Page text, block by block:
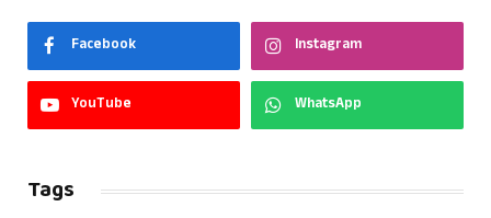
Facebook Instagram
YouTube WhatsApp
Tags